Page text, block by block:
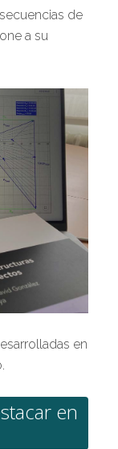
de
a su
en
en